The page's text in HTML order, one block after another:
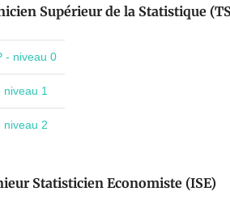
Supérieur de la Statistique
- niveau 0
niveau 1
niveau 2
Statisticien Economiste (ISE)